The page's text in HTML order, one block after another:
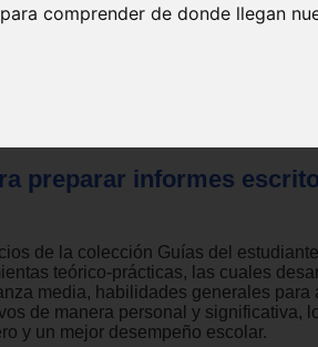
comprender de donde llegan
preparar informes
de la colección Guías del
teórico-prácticas, las cuales
media, habilidades generales para
de manera personal y significativa,
y un mejor desempeño escolar.